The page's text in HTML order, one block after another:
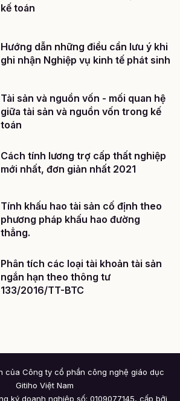
kế toán
Hướng dẫn những điều cần lưu ý khi
ghi nhận Nghiệp vụ kinh tế phát sinh
Tài sản và nguồn vốn - mối quan hệ
giữa tài sản và nguồn vốn trong kế
toán
Cách tính lương trợ cấp thất nghiệp
mới nhất, đơn giản nhất 2021
Tính khấu hao tài sản cố định theo
phương pháp khấu hao đường
thẳng.
Phân tích các loại tài khoản tài sản
ngắn hạn theo thông tư
133/2016/TT-BTC
của Công ty cổ phần công nghệ giáo dục
Gitiho Việt Nam
ký doanh nghiệp số: 0109077145, cấp bởi